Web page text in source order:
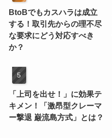
BtoBでもカスハラは成立
する！取引先からの理不尽
な要求にどう対応すべき
か？
「上司を出せ！」に効果テ
キメン！「激昂型クレーマ
ー撃退 巌流島方式」とは？